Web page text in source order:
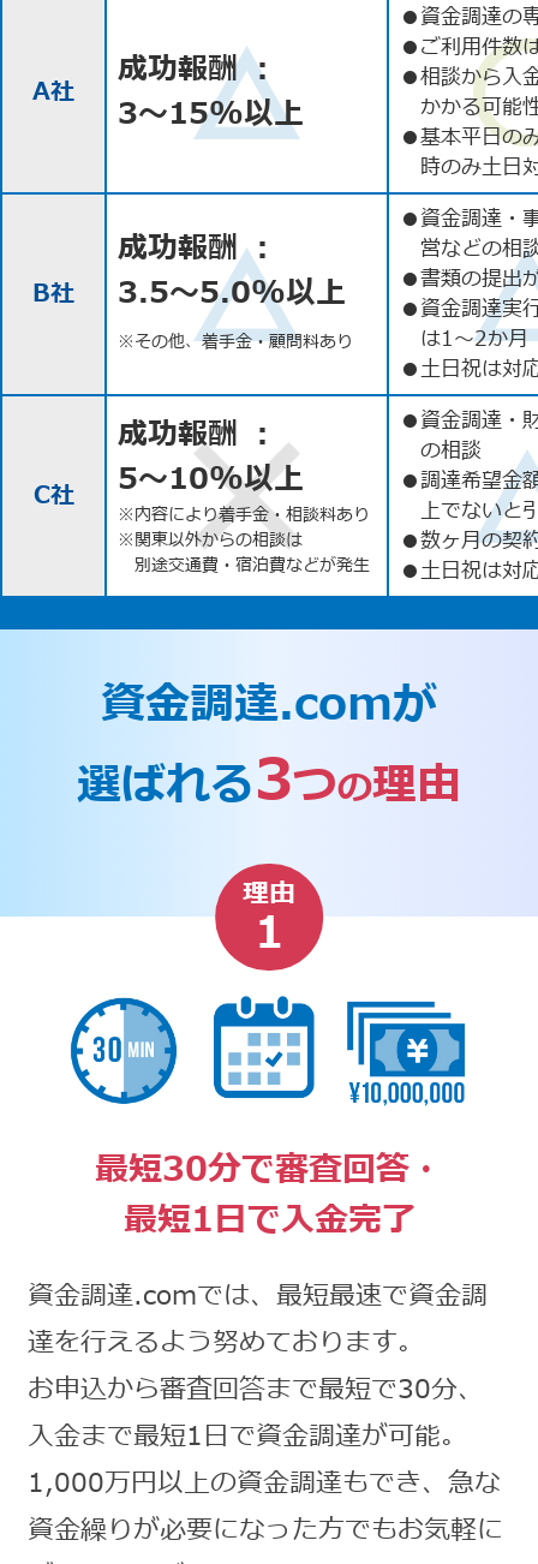
A社
成功報酬 ：
3〜15%以上
●資金調達の
●ご利用件数
●相談から入
かかる可能
●基本平日の
時のみ土日
B社
成功報酬 ：
3.5〜5.0%以上
※その他、着手金・顧問料あり
●資金調達・
営などの相
●書類の提出
●資金調達実
は1〜2か月
●土日祝は対
C社
成功報酬 ：
5〜10%以上
※内容により着手金・相談料あり
※関東以外からの相談は
別途交通費・宿泊費などが発生
●資金調達・
の相談
●調達希望金
上でないと
●数ヶ月の契
●土日祝は対
資金調達.comが
選ばれる3つの理由
理由
1
最短30分で審査回答・
最短1日で入金完了
資金調達.comでは、最短最速で資金調
達を行えるよう努めております。
お申込から審査回答まで最短で30分、
入金まで最短1日で資金調達が可能。
1,000万円以上の資金調達もでき、急な
資金繰りが必要になった方でもお気軽に